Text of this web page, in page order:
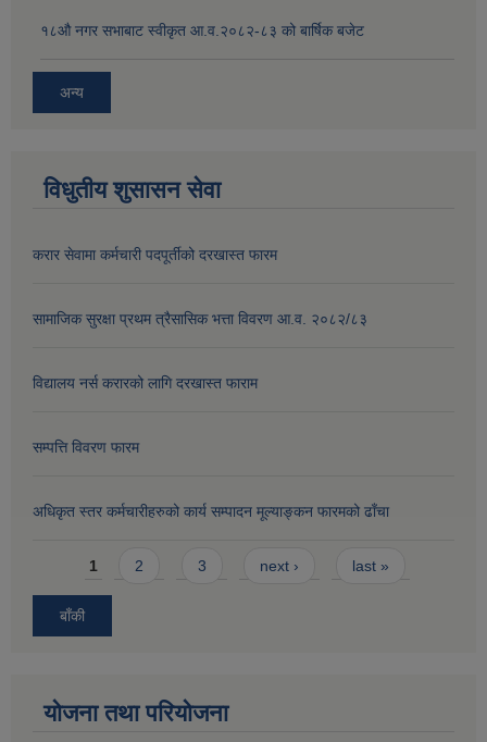
१८‍औ नगर सभाबाट स्वीकृत आ.व.२०८२-८३ को बार्षिक बजेट
अन्य
विधुतीय शुसासन सेवा
करार सेवामा कर्मचारी पदपूर्तीको दरखास्त फारम
सामाजिक सुरक्षा प्रथम त्रैसासिक भत्ता विवरण आ.व. २०८२/८३
विद्यालय नर्स करारको लागि दरखास्त फाराम
सम्पत्ति विवरण फारम
अधिकृत स्तर कर्मचारीहरुको कार्य सम्पादन मूल्याङ्कन फारमको ढाँचा
Pages
1 2 3 next › last »
बाँकी
योजना तथा परियोजना